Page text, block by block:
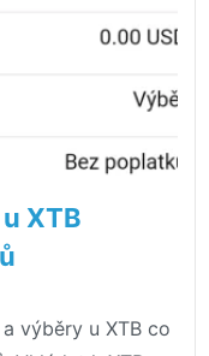
XTB
výběry u XTB co